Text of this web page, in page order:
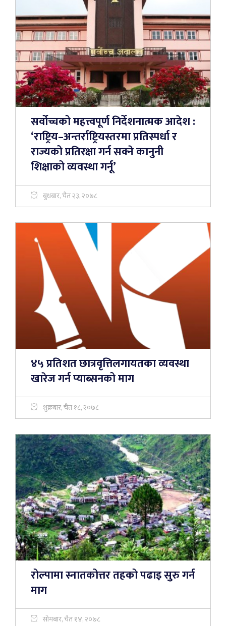
सर्वोच्चको महत्त्वपूर्ण निर्देशनात्मक आदेश :
‘राष्ट्रिय–अन्तर्राष्ट्रियस्तरमा प्रतिस्पर्धा र
राज्यको प्रतिरक्षा गर्न सक्ने कानुनी
शिक्षाको व्यवस्था गर्नू’
बुधबार, चैत २३, २०७८
४५ प्रतिशत छात्रवृत्तिलगायतका व्यवस्था
खारेज गर्न प्याब्सनको माग
शुक्रबार, चैत १८, २०७८
रोल्पामा स्नातकोत्तर तहको पढाइ सुरु गर्न
माग
सोमबार, चैत १४, २०७८